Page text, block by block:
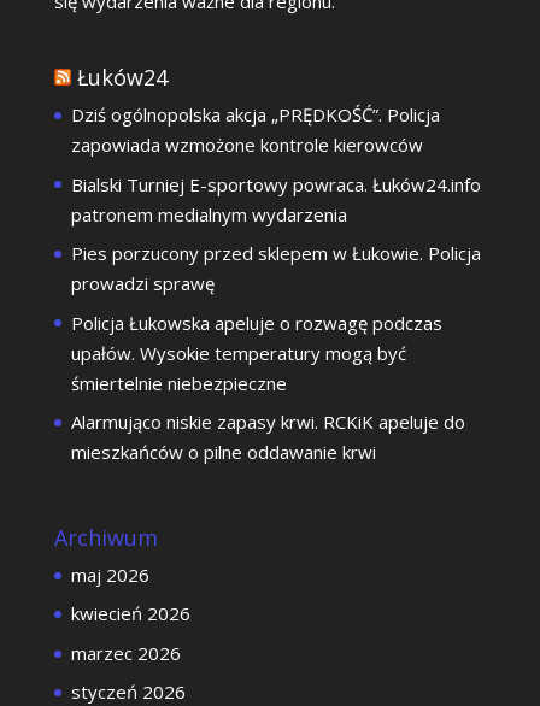
Łuków24
Dziś ogólnopolska akcja „PRĘDKOŚĆ”. Policja
zapowiada wzmożone kontrole kierowców
Bialski Turniej E-sportowy powraca. Łuków24.info
patronem medialnym wydarzenia
Pies porzucony przed sklepem w Łukowie. Policja
prowadzi sprawę
Policja Łukowska apeluje o rozwagę podczas
upałów. Wysokie temperatury mogą być
śmiertelnie niebezpieczne
Alarmująco niskie zapasy krwi. RCKiK apeluje do
mieszkańców o pilne oddawanie krwi
Archiwum
maj 2026
kwiecień 2026
marzec 2026
styczeń 2026